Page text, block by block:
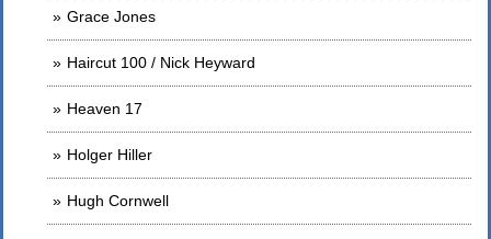
Grace Jones
Haircut 100 / Nick Heyward
Heaven 17
Holger Hiller
Hugh Cornwell